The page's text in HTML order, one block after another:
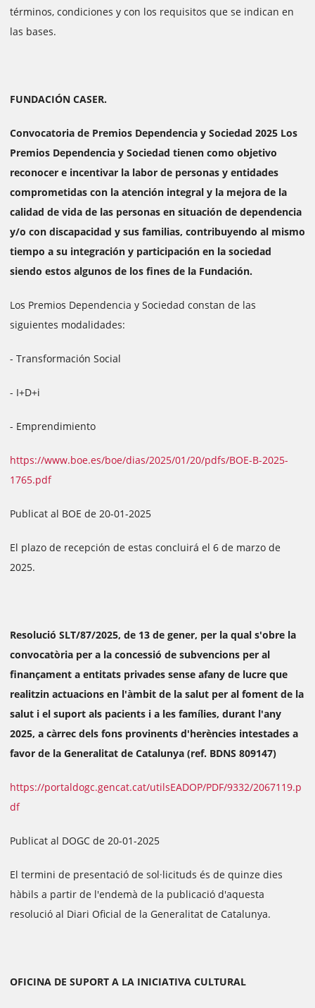
términos, condiciones y con los requisitos que se indican en
las bases.
FUNDACIÓN CASER.
Convocatoria de Premios Dependencia y Sociedad 2025 Los
Premios Dependencia y Sociedad tienen como objetivo
reconocer e incentivar la labor de personas y entidades
comprometidas con la atención integral y la mejora de la
calidad de vida de las personas en situación de dependencia
y/o con discapacidad y sus familias, contribuyendo al mismo
tiempo a su integración y participación en la sociedad
siendo estos algunos de los fines de la Fundación.
Los Premios Dependencia y Sociedad constan de las
siguientes modalidades:
- Transformación Social
- I+D+i
- Emprendimiento
https://www.boe.es/boe/dias/2025/01/20/pdfs/BOE-B-2025-
1765.pdf
Publicat al BOE de 20-01-2025
El plazo de recepción de estas concluirá el 6 de marzo de
2025.
Resolució SLT/87/2025, de 13 de gener, per la qual s'obre la
convocatòria per a la concessió de subvencions per al
finançament a entitats privades sense afany de lucre que
realitzin actuacions en l'àmbit de la salut per al foment de la
salut i el suport als pacients i a les famílies, durant l'any
2025, a càrrec dels fons provinents d'herències intestades a
favor de la Generalitat de Catalunya (ref. BDNS 809147)
https://portaldogc.gencat.cat/utilsEADOP/PDF/9332/2067119.p
df
Publicat al DOGC de 20-01-2025
El termini de presentació de sol·licituds és de quinze dies
hàbils a partir de l'endemà de la publicació d'aquesta
resolució al Diari Oficial de la Generalitat de Catalunya.
OFICINA DE SUPORT A LA INICIATIVA CULTURAL